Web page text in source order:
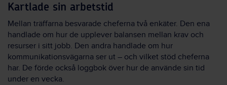
Kartlade sin arbetstid
Mellan träffarna besvarade cheferna två enkäter. Den ena
handlade om hur de upplever balansen mellan krav och
resurser i sitt jobb. Den andra handlade om hur
kommunikationsvägarna ser ut – och vilket stöd cheferna
har. De förde också loggbok över hur de använde sin tid
under en vecka.